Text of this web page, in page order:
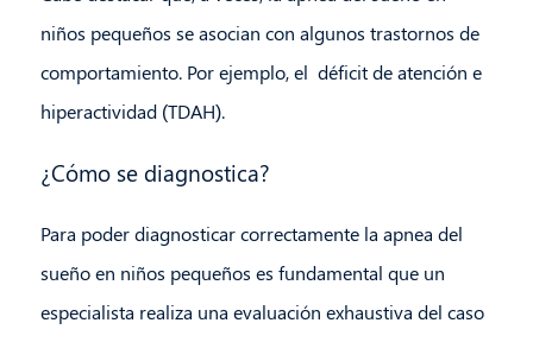
niños pequeños se asocian con algunos trastornos de
comportamiento. Por ejemplo, el déficit de atención e
hiperactividad (TDAH).
¿Cómo se diagnostica?
Para poder diagnosticar correctamente la apnea del
sueño en niños pequeños es fundamental que un
especialista realiza una evaluación exhaustiva del caso